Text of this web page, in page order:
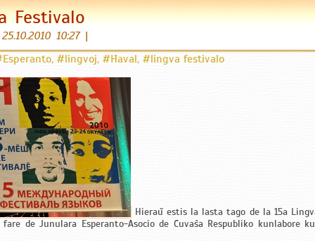
Festivalo
25.10.2010 10:27|
, #lingvoj, #Ĥaval, #lingva festivalo
Hieraŭ estis la lasta tago de la 15a
de Junulara Esperanto-Asocio de Ĉuvaŝa Respubliko kunlabore